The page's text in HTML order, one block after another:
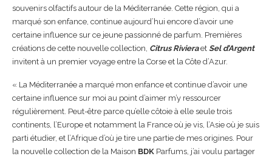
souvenirs olfactifs autour de la Méditerranée. Cette région, qui a
marqué son enfance, continue aujourd’hui encore d’avoir une
certaine influence sur ce jeune passionné de parfum. Premières
créations de cette nouvelle collection, Citrus Rivieraet Sel d’Argent
invitent à un premier voyage entre la Corse et la Côte d’Azur.
« La Méditerranée a marqué mon enfance et continue d’avoir une
certaine influence sur moi au point d’aimer m’y ressourcer
régulièrement. Peut-être parce qu’elle côtoie à elle seule trois
continents, l’Europe et notamment la France où je vis, l’Asie où je suis
parti étudier, et l’Afrique d’où je tire une partie de mes origines. Pour
la nouvelle collection de la Maison BDK Parfums, j’ai voulu partager